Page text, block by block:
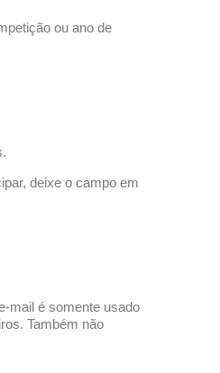
ou ano de
deixe o campo em
mail é somente usado
Também não